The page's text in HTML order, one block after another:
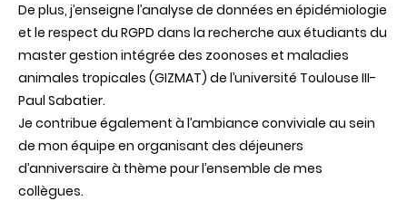
De plus, j’enseigne l’analyse de données en épidémiologie
et le respect du RGPD dans la recherche aux étudiants du
master gestion intégrée des zoonoses et maladies
animales tropicales (GIZMAT) de l’université Toulouse III-
Paul Sabatier.
Je contribue également à l’ambiance conviviale au sein
de mon équipe en organisant des déjeuners
d’anniversaire à thème pour l’ensemble de mes
collègues.